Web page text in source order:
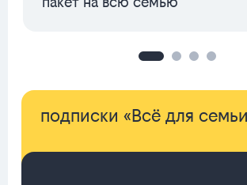
подписки «Всё для